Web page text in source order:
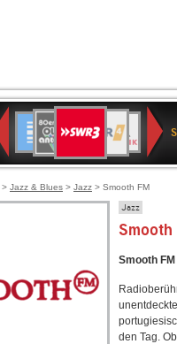
Deutschlandfunk
80er
90er
OLDIE
ANTENNE
4
KLASSIK
SWR
Kultur
NDR
2
> Jazz & Blues > Jazz > Smooth FM
Jazz
Smooth
den Tag.